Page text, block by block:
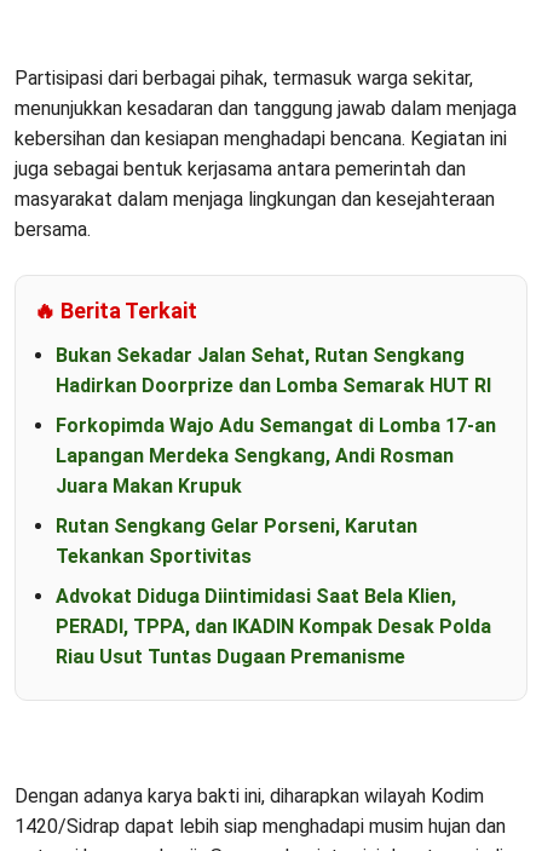
Partisipasi dari berbagai pihak, termasuk warga sekitar,
menunjukkan kesadaran dan tanggung jawab dalam menjaga
kebersihan dan kesiapan menghadapi bencana. Kegiatan ini
juga sebagai bentuk kerjasama antara pemerintah dan
masyarakat dalam menjaga lingkungan dan kesejahteraan
bersama.
🔥 Berita Terkait
Bukan Sekadar Jalan Sehat, Rutan Sengkang
Hadirkan Doorprize dan Lomba Semarak HUT RI
Forkopimda Wajo Adu Semangat di Lomba 17-an
Lapangan Merdeka Sengkang, Andi Rosman
Juara Makan Krupuk
Rutan Sengkang Gelar Porseni, Karutan
Tekankan Sportivitas
Advokat Diduga Diintimidasi Saat Bela Klien,
PERADI, TPPA, dan IKADIN Kompak Desak Polda
Riau Usut Tuntas Dugaan Premanisme
Dengan adanya karya bakti ini, diharapkan wilayah Kodim
1420/Sidrap dapat lebih siap menghadapi musim hujan dan